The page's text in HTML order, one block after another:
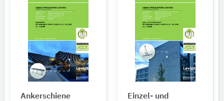
Ankerschiene
Einzel- und